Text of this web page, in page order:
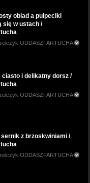
obiad a pulpeciki
się w ustach /
ODDASZFARTUCHA
ciasto i delikatny dorsz /
ODDASZFARTUCHA
z brzoskwiniami /
ODDASZFARTUCHA